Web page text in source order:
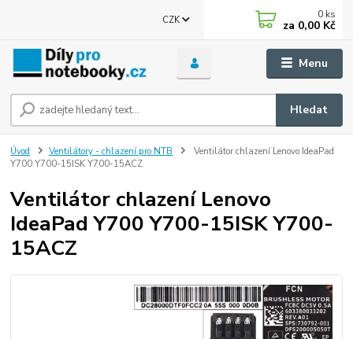
Menu
CZK
Hledat
0 ks
za 0,00 Kč
Úvod Ventilátory - chlazení pro NTB
Ventilátor chlazení Lenovo IdeaPad
Y700 Y700-15ISK Y700-15ACZ
Ventilátor chlazení Lenovo
IdeaPad Y700 Y700-15ISK Y700-
15ACZ